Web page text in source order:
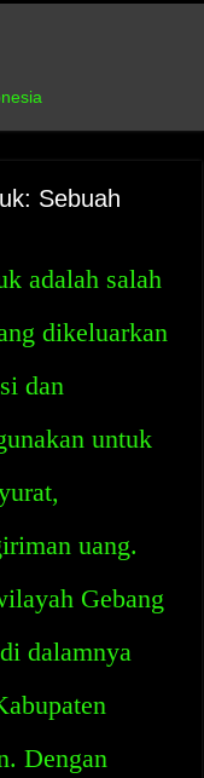
Sebuah
adalah salah
dikeluarkan
dan
untuk
uang.
Gebang
dalamnya
Dengan